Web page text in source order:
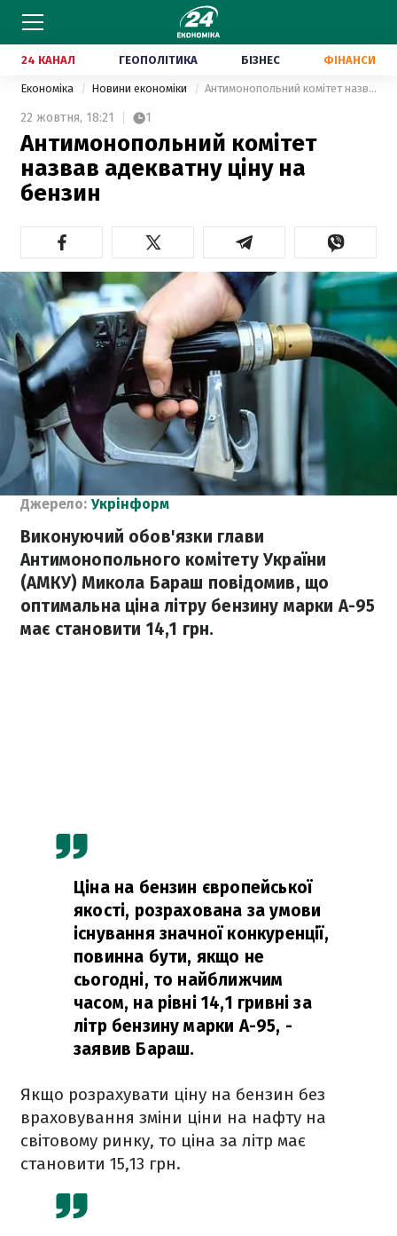
24 КАНАЛ ГЕОПОЛІТИКА БІЗНЕС ФІНАНСИ
Економіка Новини економіки Антимонопольний комітет назвав адекватну ціну на бензин
22 жовтня, 18:21 1
Антимонопольний комітет
назвав адекватну ціну на
бензин
Джерело: Укрінформ
Виконуючий обов'язки глави
Антимонопольного комітету України
(АМКУ) Микола Бараш повідомив, що
оптимальна ціна літру бензину марки А-95
має становити 14,1 грн.
Ціна на бензин європейської
якості, розрахована за умови
існування значної конкуренції,
повинна бути, якщо не
сьогодні, то найближчим
часом, на рівні 14,1 гривні за
літр бензину марки А-95, -
заявив Бараш.
Якщо розрахувати ціну на бензин без
враховування зміни ціни на нафту на
світовому ринку, то ціна за літр має
становити 15,13 грн.